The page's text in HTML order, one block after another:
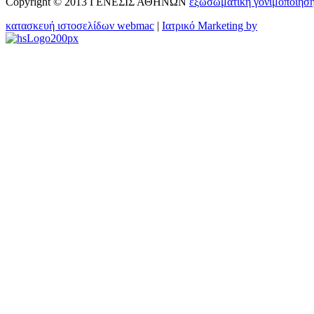
κατασκευή ιστοσελίδων webmac | Ιατρικό Marketing by